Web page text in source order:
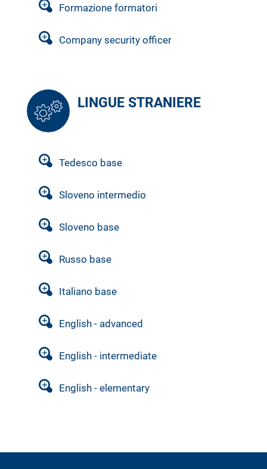
Formazione formatori
Company security officer
LINGUE STRANIERE
Tedesco base
Sloveno intermedio
Sloveno base
Russo base
Italiano base
English - advanced
English - intermediate
English - elementary